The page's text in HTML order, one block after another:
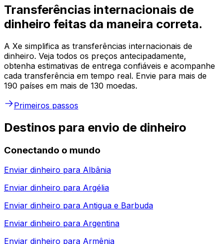
Transferências internacionais de
dinheiro feitas da maneira correta.
A Xe simplifica as transferências internacionais de
dinheiro. Veja todos os preços antecipadamente,
obtenha estimativas de entrega confiáveis e acompanhe
cada transferência em tempo real. Envie para mais de
190 países em mais de 130 moedas.
Primeiros passos
Destinos para envio de dinheiro
Conectando o mundo
Enviar dinheiro para Albânia
Enviar dinheiro para Argélia
Enviar dinheiro para Antigua e Barbuda
Enviar dinheiro para Argentina
Enviar dinheiro para Armênia